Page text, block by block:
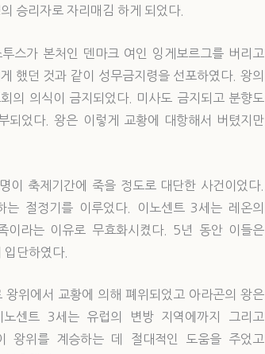
승리자로 자리매김 하게 되었다.
스가 본처인 덴마크 여인 잉게보르그를 버리고
했던 것과 같이 성무금지령을 선포하였다. 왕의
의 의식이 금지되었다. 미사도 금지되고 분향도
되었다. 왕은 이렇게 교황에 대항해서 버텼지만
이 축제기간에 죽을 정도로 대단한 사건이었다.
는 절정기를 이루었다. 이노센트 3세는 레온의
이라는 이유로 무효화시켰다. 5년 동안 이들은
단하였다.
위에서 교황에 의해 폐위되었고 아라곤의 왕은
센트 3세는 유럽의 변방 지역에까지 그리고
왕위를 계승하는 데 절대적인 도움을 주었고